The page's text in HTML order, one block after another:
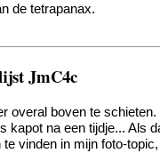
de tetrapanax.
JmC4c
overal boven te
kapot na een tijdje...Als
vinden in mijn foto-